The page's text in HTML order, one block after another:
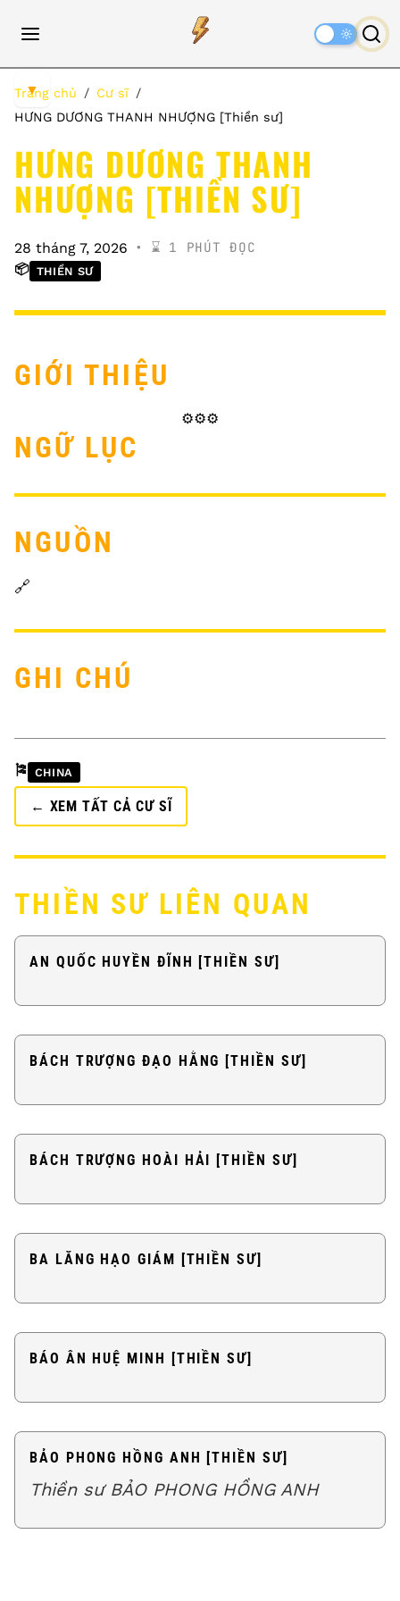
Trang chủ
Cư sĩ
HƯNG DƯƠNG THANH NHƯỢNG [Thiền sư]
HƯNG DƯƠNG THANH
NHƯỢNG [THIỀN SƯ]
28 tháng 7, 2026 ⌛️ 1 PHÚT ĐỌC
📦 THIỀN SƯ
GIỚI THIỆU
⚙️⚙️⚙️
NGỮ LỤC
NGUỒN
🔗
GHI CHÚ
🎏 CHINA
← XEM TẤT CẢ CƯ SĨ
THIỀN SƯ LIÊN QUAN
AN QUỐC HUYỀN ĐĨNH [THIỀN SƯ]
BÁCH TRƯỢNG ĐẠO HẰNG [THIỀN SƯ]
BÁCH TRƯỢNG HOÀI HẢI [THIỀN SƯ]
BA LĂNG HẠO GIÁM [THIỀN SƯ]
BÁO ÂN HUỆ MINH [THIỀN SƯ]
BẢO PHONG HỒNG ANH [THIỀN SƯ]
Thiền sư BẢO PHONG HỒNG ANH
▼